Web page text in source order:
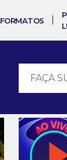
FORMATOS